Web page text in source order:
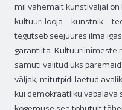
mil vähemalt kunstiväljal
kultuuri looja – kunstnik –
tegutseb seejuures ilma
garantiita. Kultuuriinimeste
samuti valitud üks
väljak, mitutpidi laetud
kui demokraatliku vabalava